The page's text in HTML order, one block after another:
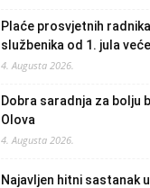
Plaće prosvjetnih
službenika od 1. jula
4. Augusta 2026.
Dobra saradnja za bolju
Olova
4. Augusta 2026.
Najavljen hitni sastanak